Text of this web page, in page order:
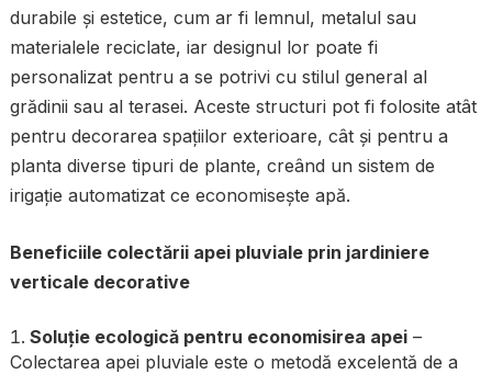
durabile și estetice, cum ar fi lemnul, metalul sau
materialele reciclate, iar designul lor poate fi
personalizat pentru a se potrivi cu stilul general al
grădinii sau al terasei. Aceste structuri pot fi folosite atât
pentru decorarea spațiilor exterioare, cât și pentru a
planta diverse tipuri de plante, creând un sistem de
irigație automatizat ce economisește apă.
Beneficiile colectării apei pluviale prin jardiniere
verticale decorative
Soluție ecologică pentru economisirea apei–
Colectarea apei pluviale este o metodă excelentă de a